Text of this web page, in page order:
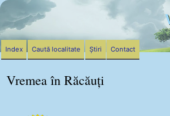
Vremea în Răcăuți
Index Caută localitate Știri Contact